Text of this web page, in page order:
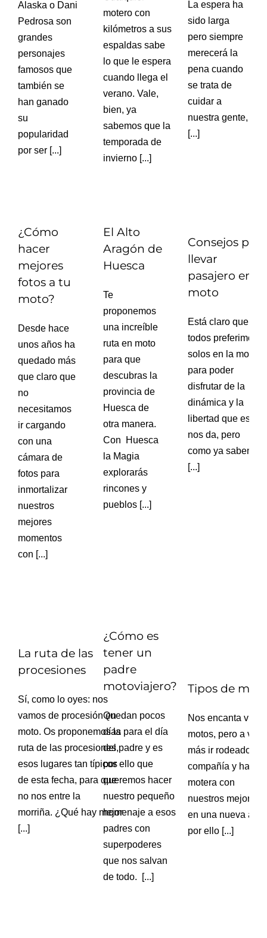
Alaska o Dani
Pedrosa son
grandes
personajes
famosos que
también se
han ganado
su
popularidad
por ser [...]
motero con
kilómetros a sus
espaldas sabe
lo que le espera
cuando llega el
verano. Vale,
bien, ya
sabemos que la
temporada de
invierno [...]
La espera ha
sido larga
pero siempre
merecerá la
pena cuando
se trata de
cuidar a
nuestra gente,
[...]
¿Cómo
hacer
mejores
fotos a tu
moto?
Desde hace
unos años ha
quedado más
que claro que
no
necesitamos
ir cargando
con una
cámara de
fotos para
inmortalizar
nuestros
mejores
momentos
con [...]
El Alto
Aragón de
Huesca
Te
proponemos
una increíble
ruta en moto
para que
descubras la
provincia de
Huesca de
otra manera.
Con Huesca
la Magia
explorarás
rincones y
pueblos [...]
Consejos para
llevar
pasajero en la
moto
Está claro que
todos preferimos ir
solos en la moto
para poder
disfrutar de la
dinámica y la
libertad que eso
nos da, pero
como ya sabemos,
[...]
La ruta de las
procesiones
Sí, como lo oyes: nos
vamos de procesión en
moto. Os proponemos la
ruta de las procesiones,
esos lugares tan típicos
de esta fecha, para que
no nos entre la
morriña. ¿Qué hay mejor
[...]
¿Cómo es
tener un
padre
motoviajero?
Quedan pocos
días para el día
del padre y es
por ello que
queremos hacer
nuestro pequeño
homenaje a esos
padres con
superpoderes
que nos salvan
de todo. [...]
Tipos de
Nos encanta
motos, pero a
más ir rodeados
compañía y hacer
motera con
nuestros mejores
en una nueva
por ello [...]